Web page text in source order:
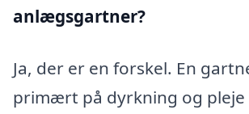
anlægsgartner?
Ja, der er en forskel. En
primært på dyrkning og pleje